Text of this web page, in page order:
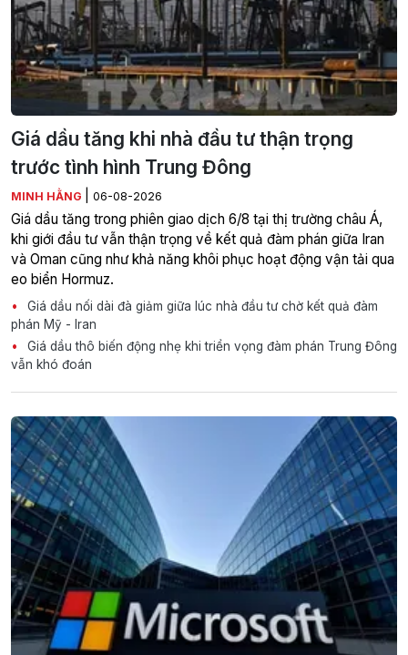
Giá dầu tăng khi nhà đầu tư thận trọng
trước tình hình Trung Đông
MINH HẰNG 06-08-2026
Giá dầu tăng trong phiên giao dịch 6/8 tại thị trường châu Á,
khi giới đầu tư vẫn thận trọng về kết quả đàm phán giữa Iran
và Oman cũng như khả năng khôi phục hoạt động vận tải qua
eo biển Hormuz.
Giá dầu nối dài đà giảm giữa lúc nhà đầu tư chờ kết quả đàm
phán Mỹ - Iran
Giá dầu thô biến động nhẹ khi triển vọng đàm phán Trung Đông
vẫn khó đoán